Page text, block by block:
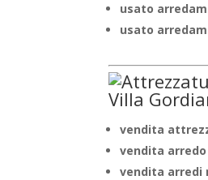
usato
usato
vendita
vendita
vendita arredi